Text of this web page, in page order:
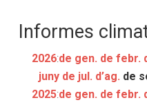
Informes
2026:de gen. de febr.
juny de jul. d’ag. de
2025:de gen. de febr.